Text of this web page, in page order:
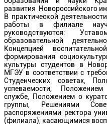
развития Новороссийского
В практической
работы в филиале
руководствуются:
образовательной
Концепцией
формирования
культуры студентов в
МГЭУ в соответствии с
Студенческих советах,
успеваемости,
службе, Положением о
группы, Решениями
распоряжениями ректора
(филиала), касающимися